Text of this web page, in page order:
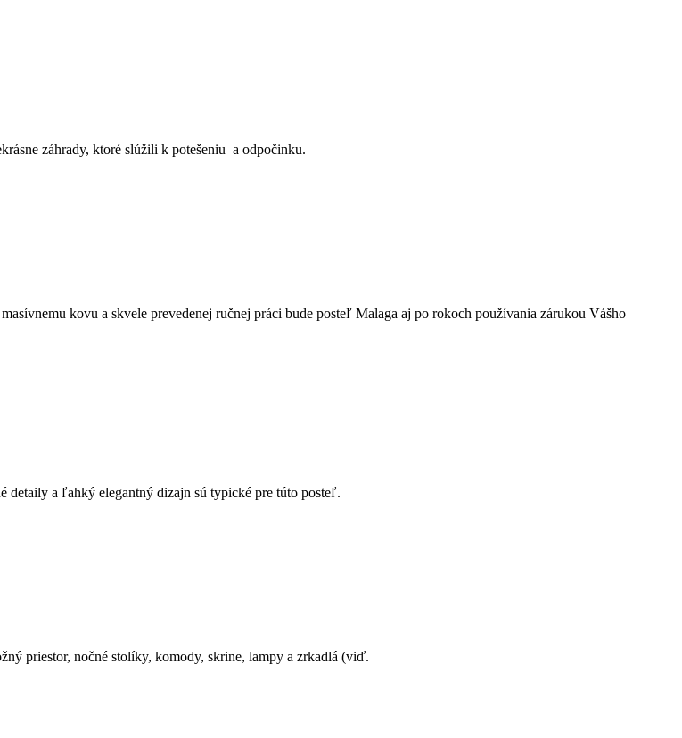
záhrady, ktoré slúžili k potešeniu a odpočinku.
kovu a skvele prevedenej ručnej práci bude posteľ Malaga aj po rokoch používania zárukou Vášho
detaily a ľahký elegantný dizajn sú typické pre túto posteľ.
priestor, nočné stolíky, komody, skrine, lampy a zrkadlá (viď.